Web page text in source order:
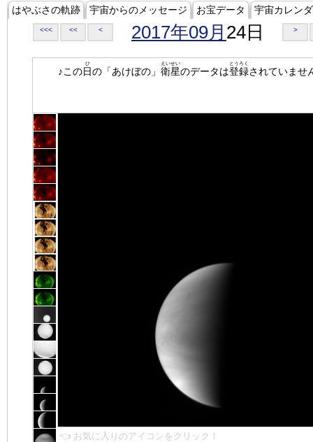
はやぶさの軌跡 宇宙からのメッセージ お宝データ 宇宙カレン
<<< << < 2017年09月 24日 >
♪この日
ひ
の「あけぼの」 衛星
えいせい
のデータは登録
とうろく
されていませ
👈 お気に入りのアイコンをクリック！